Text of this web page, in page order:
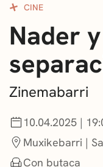
NOTICIAS
GETXO
ASOCIACIONES
CINE
Nader
Zinemabarri
10.04.2025 |
Muxikebarri |
Con butaca